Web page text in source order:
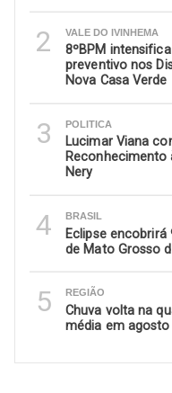
2 VALE DO IVINHEMA
8ºBPM
preventivo nos
Nova Casa Verde
3 POLITICA
Lucimar Viana
Reconhecimento
Nery
4 BRASIL
Eclipse encobrirá
de Mato Grosso
5 REGIÃO
Chuva volta na
média em